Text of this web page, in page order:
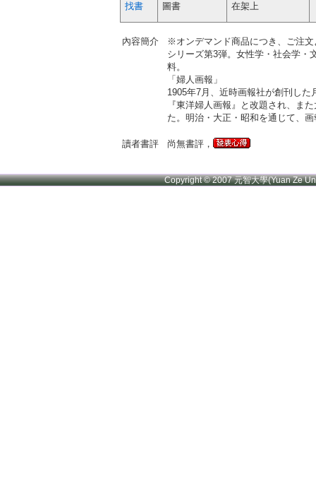
找書 圖書 在架上
內容簡介
※オンデマンド商品につき、ご注
シリーズ第3弾。女性学・社会学・
料。
「婦人画報」
1905年7月、近時画報社が創刊し
『東洋婦人画報』と改題され、ま
た。明治・大正・昭和を通じて、
讀者書評 尚無書評，
Copyright © 2007 元智大學(Yuan Ze